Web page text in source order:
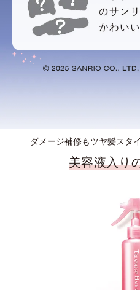
ダメージ補修もツヤ髪スタ
美容液入り